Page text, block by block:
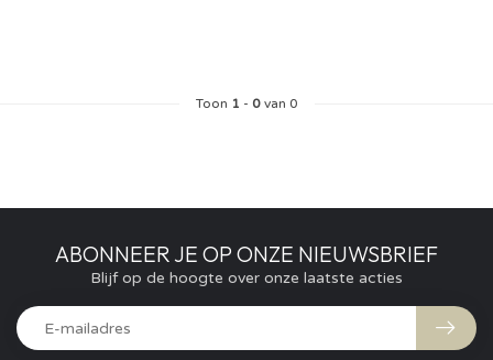
Toon 1 - 0van 0
ABONNEER JE OP ONZE NIEUWSBRIEF
Blijf op de hoogte over onze laatste acties